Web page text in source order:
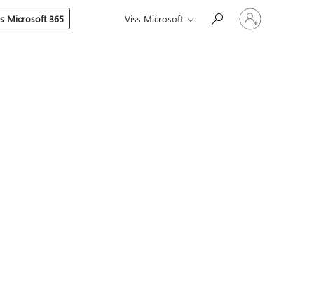
Microsoft 365 Viss Microsoft
Pierakstieties
savā
kontā